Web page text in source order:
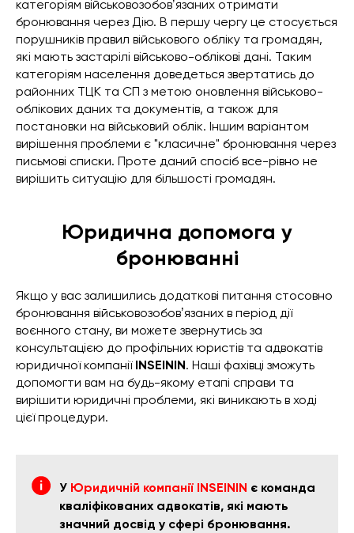
категоріям військовозобовʼязаних отримати
бронювання через Дію. В першу чергу це стосується
порушників правил військового обліку та громадян,
які мають застарілі військово-облікові дані. Таким
категоріям населення доведеться звертатись до
районних ТЦК та СП з метою оновлення військово-
облікових даних та документів, а також для
постановки на військовий облік. Іншим варіантом
вирішення проблеми є "класичне" бронювання через
письмові списки. Проте даний спосіб все-рівно не
вирішить ситуацію для більшості громадян.
Юридична допомога у
бронюванні
Якщо у вас залишились додаткові питання стосовно
бронювання військовозобовʼязаних в період дії
воєнного стану, ви можете звернутись за
консультацією до профільних юристів та адвокатів
юридичної компанії INSEININ. Наші фахівці зможуть
допомогти вам на будь-якому етапі справи та
вирішити юридичні проблеми, які виникають в ході
цієї процедури.
У Юридичній компанії INSEININ є команда
кваліфікованих адвокатів, які мають
значний досвід у сфері бронювання.